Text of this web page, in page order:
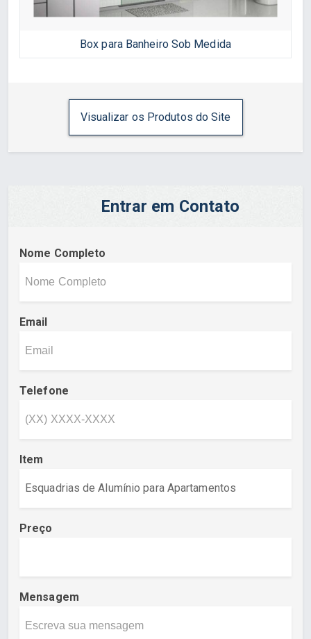
Box para Banheiro Sob Medida
Visualizar os Produtos do Site
Entrar em Contato
Nome Completo
Email
Telefone
Item
Preço
Mensagem